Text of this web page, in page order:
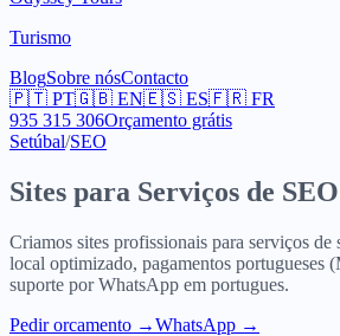
Turismo
BlogSobre nósContacto
🇵🇹 PT🇬🇧 EN🇪🇸 ES🇫🇷 FR
935 315 306Orçamento grátis
Setúbal/SEO
Sites para Serviços de SEO
Criamos sites profissionais para serviços de
local optimizado, pagamentos portugueses
suporte por WhatsApp em portugues.
Pedir orcamento →WhatsApp →